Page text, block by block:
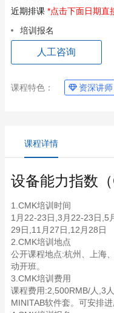
近期排课 *点击下面日期直
培训报名
人工咨询
课程特色： 资深讲师
课程详情
设备能力指数（
1.CMK培训时间
1月22-23日,3月22-23日,5
29日,11月27日,12月28日
2.CMK培训地点
公开课程地点:杭州、上海
动开班。
3.CMK培训费用
课程费用:2,500RMB/人,3
MINITAB软件套。可安排